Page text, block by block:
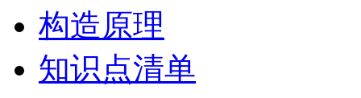
构造原理
知识点清单